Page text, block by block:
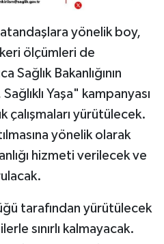
yönelik boy,
ölçümleri de
Sağlık Bakanlığının
Yaşa" kampanyası
çalışmaları yürütülecek.
yönelik olarak
hizmeti verilecek ve
tarafından yürütülecek
sınırlı kalmayacak.